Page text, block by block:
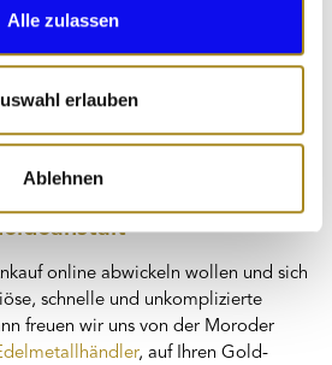
für soziale Medien anbieten
auf unsere Website zu
an unsere Partner für
und Analysen weiter. Unsere
möglicherweise mit
die Sie ihnen bereitgestellt
Ihrer Nutzung der Dienste
Alle zulassen
erlauben
Ablehnen
oder mündlich das gewünschte
Ankauf online bei uns,
online abwickeln wollen und sich
schnelle und unkomplizierte
freuen wir uns von der Moroder
, auf Ihren Gold-